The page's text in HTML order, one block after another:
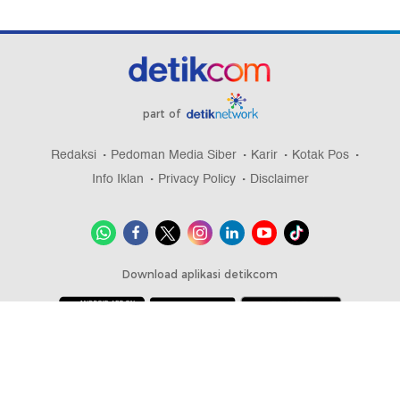
part of
Redaksi Pedoman Media Siber Karir
Kotak Pos
Info Iklan
Privacy Policy Disclaimer
Download aplikasi detikcom